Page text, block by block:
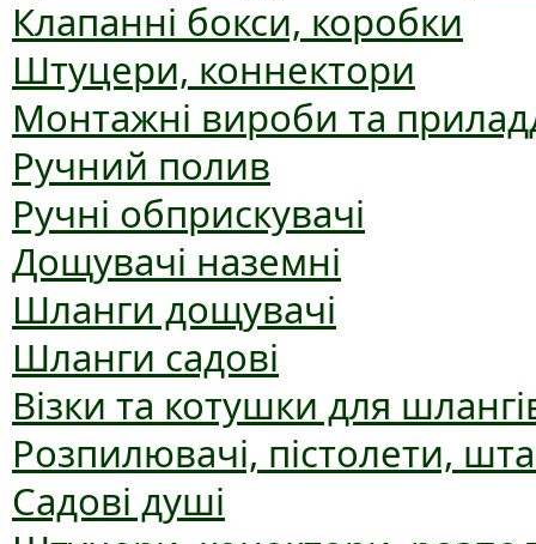
Клапанні бокси, коробки
Штуцери, коннектори
Монтажні вироби та
Ручний полив
Ручні обприскувачі
Дощувачі наземні
Шланги дощувачі
Шланги садові
Візки та котушки для
Розпилювачі, пістолети,
Садові душі